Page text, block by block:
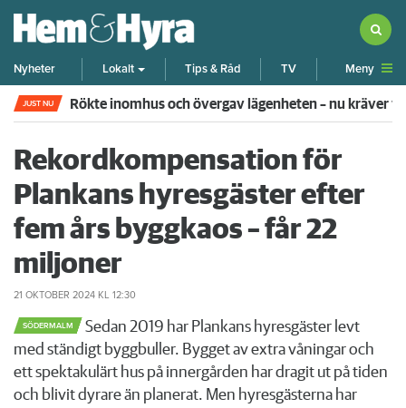
Nyheter Lokalt Tips & Råd TV Meny
JUST NU Rökte inomhus och övergav lägenheten – nu kräver
Rekordkompensation för
Plankans hyresgäster efter
fem års byggkaos – får 22
miljoner
21 OKTOBER 2024 KL 12:30
SÖDERMALM
Sedan 2019 har Plankans hyresgäster levt
med ständigt byggbuller. Bygget av extra våningar och
ett spektakulärt hus på innergården har dragit ut på tiden
och blivit dyrare än planerat. Men hyresgästerna har